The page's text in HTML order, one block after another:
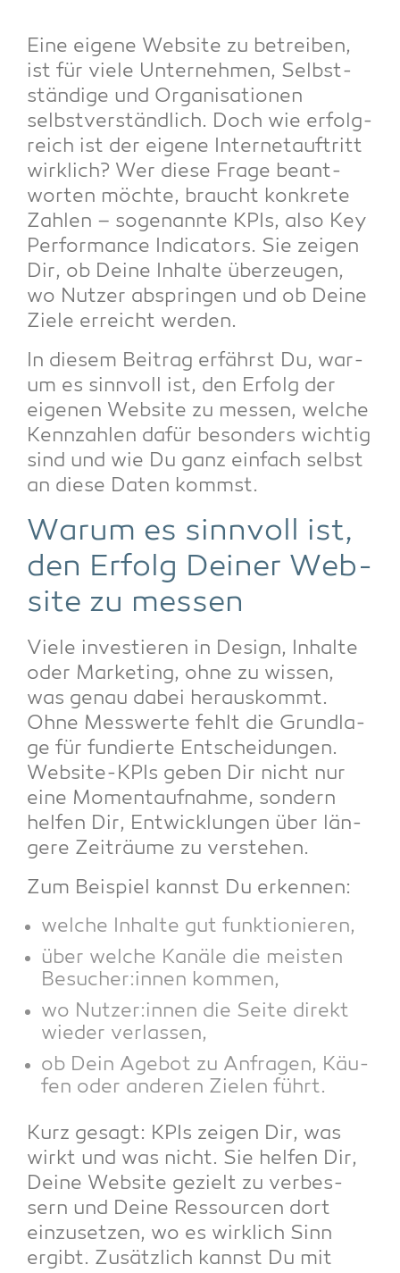
Eine eige­ne Web­site zu betrei­ben,
ist für vie­le Unter­neh­men, Selbst­
stän­di­ge und Orga­ni­sa­tio­nen
selbst­ver­ständ­lich. Doch wie erfolg­
reich ist der eige­ne Inter­net­auf­tritt
wirk­lich? Wer die­se Fra­ge beant­
wor­ten möch­te, braucht kon­kre­te
Zah­len – soge­nann­te KPIs, also Key
Per­for­mance Indi­ca­tors. Sie zei­gen
Dir, ob Dei­ne Inhal­te über­zeu­gen,
wo Nut­zer absprin­gen und ob Dei­ne
Zie­le erreicht werden.
In die­sem Bei­trag erfährst Du, war­
um es sinn­voll ist, den Erfolg der
eige­nen Web­site zu mes­sen, wel­che
Kenn­zah­len dafür beson­ders wich­tig
sind und wie Du ganz ein­fach selbst
an die­se Daten kommst.
War­um es sinn­voll ist,
den Erfolg Dei­ner Web­
site zu messen
Vie­le inves­tie­ren in Design, Inhal­te
oder Mar­ke­ting, ohne zu wis­sen,
was genau dabei her­aus­kommt.
Ohne Mess­wer­te fehlt die Grund­la­
ge für fun­dier­te Ent­schei­dun­gen.
Web­site-KPIs geben Dir nicht nur
eine Moment­auf­nah­me, son­dern
hel­fen Dir, Ent­wick­lun­gen über län­
ge­re Zeit­räu­me zu verstehen.
Zum Bei­spiel kannst Du erkennen:
wel­che Inhal­te gut funktionieren,
über wel­che Kanä­le die meis­ten
Besucher:innen kommen,
wo Nutzer:innen die Sei­te direkt
wie­der verlassen,
ob Dein Age­bot zu Anfra­gen, Käu­
fen oder ande­ren Zie­len führt.
Kurz gesagt: KPIs zei­gen Dir, was
wirkt und was nicht. Sie hel­fen Dir,
Dei­ne Web­site gezielt zu ver­bes­
sern und Dei­ne Res­sour­cen dort
ein­zu­set­zen, wo es wirk­lich Sinn
ergibt. Zusätz­lich kannst Du mit